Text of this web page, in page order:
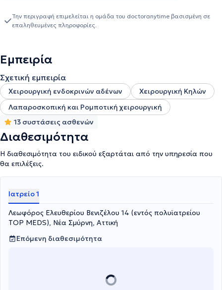
ασθενών για χειρουργικές παθήσεις, επεμβάσεις θυρεοειδούς και
παραθυρεοειδών, λαπαροσκοπική χειρουργική (χοληδόχος
ιατρός δίνει ιδιαίτερη έμφαση στην αναλυτική και επιστημονικά
τεκμηριωμένη ενημέρωση του ασθενούς, ώστε να κατανοεί τη
φύση του προβλήματος και τις θεραπευτικές του επιλογές.
Στόχος της είναι η δημιουργία ενός περιβάλλοντος εμπιστοσύνης,
με σεβασμό στις ανάγκες και την ιδιαιτερότητα κάθε ασθενούς.
Συμμετέχει ενεργά σε Πανελλήνια και Διεθνή Συνέδρια
Χειρουργικής, ενώ δραστηριοποιείται και στον τομέα της
εκπαίδευσης ως εισηγήτρια σε σεμινάρια νευροπαρακολούθησης,
παραμένοντας διαρκώς ενήμερη για τις εξελίξεις του κλάδου.
Την περιγραφή επιμελείται η ομάδα του doctoranytime βασισμένη σε
επαληθευμένες πληροφορίες.
Εμπειρία
Σχετική εμπειρία
Χειρουργική ενδοκρινών αδένων
Χειρουργική Κηλών
Λαπαροσκοπική και Ρομποτική χειρουργική
13 συστάσεις ασθενών
Διαθεσιμότητα
Η διαθεσιμότητα του ειδικού εξαρτάται από την υπηρεσία που
θα επιλέξεις.
Ιατρείο 1
Λεωφόρος Ελευθερίου Βενιζέλου 14 (εντός πολυϊατρείου
ΤΟP MEDS), Νέα Σμύρνη, Αττική
Επόμενη διαθεσιμότητα